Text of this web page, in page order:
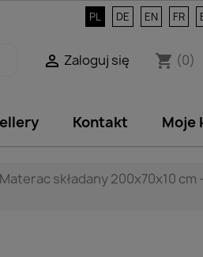
PL DE EN FR
shopping_cart (0)
 Zaloguj się
Kontakt Moje
Materac składany 200x70x10 cm